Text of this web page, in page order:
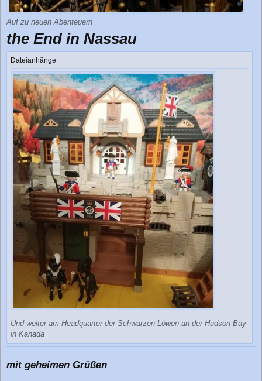
Auf zu neuen Abenteuern
the End in Nassau
Dateianhänge
Und weiter am Headquarter der Schwarzen Löwen an der Hudson Bay
in Kanada
mit geheimen Grüßen